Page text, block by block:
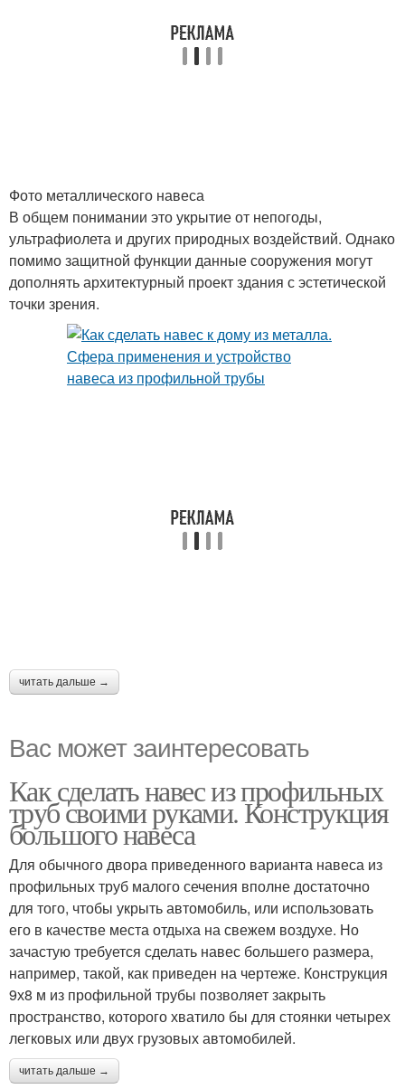
Фото металлического навеса
В общем понимании это укрытие от непогоды,
ультрафиолета и других природных воздействий. Однако
помимо защитной функции данные сооружения могут
дополнять архитектурный проект здания с эстетической
точки зрения.
читать дальше →
Вас может заинтересовать
Как сделать навес из профильных
труб своими руками. Конструкция
большого навеса
Для обычного двора приведенного варианта навеса из
профильных труб малого сечения вполне достаточно
для того, чтобы укрыть автомобиль, или использовать
его в качестве места отдыха на свежем воздухе. Но
зачастую требуется сделать навес большего размера,
например, такой, как приведен на чертеже. Конструкция
9х8 м из профильной трубы позволяет закрыть
пространство, которого хватило бы для стоянки четырех
легковых или двух грузовых автомобилей.
читать дальше →